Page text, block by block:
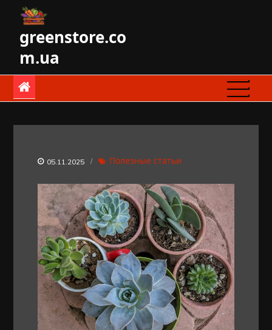
contentgreenstore.co
m.ua
05.11.2025 Полезные статьи